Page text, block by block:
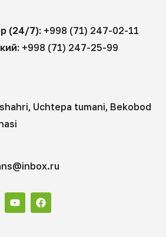
(24/7): +998 (71) 247-02-11
+998 (71) 247-25-99
Uchtepa tumani, Bekobod